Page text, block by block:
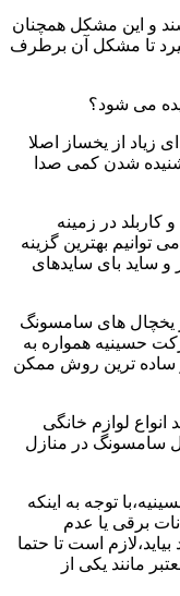
و این مشکل همچنان
تا مشکل آن برطرف
می شود؟
زیاد از یخساز اصلا
شدن کمی صدا
در زمینه
توانیم بهترین گزینه
ساید بای سایدهای
یخچال های سامسونگ
حسینیه همواره به
ساده ترین روش ممکن
انواع لوازم خانگی
سامسونگ در منازل
توجه به اینکه
برقی یا عدم
است تا حتما
مانند یکی از